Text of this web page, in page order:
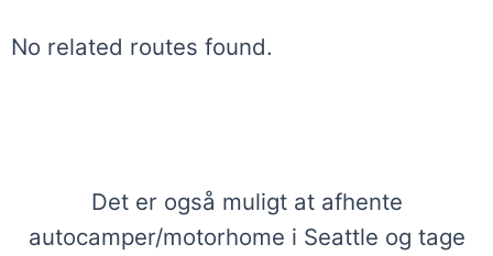
No related routes found.
Det er også muligt at afhente
autocamper/motorhome i Seattle og tage